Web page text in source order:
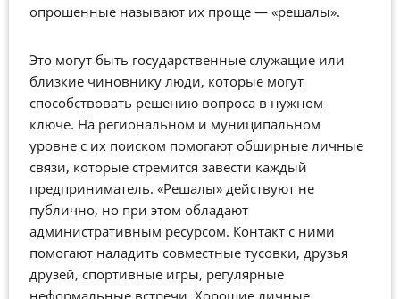
опрошенные называют их проще — «решалы».
Это могут быть государственные служащие или
близкие чиновнику люди, которые могут
способствовать решению вопроса в нужном
ключе. На региональном и муниципальном
уровне с их поиском помогают обширные личные
связи, которые стремится завести каждый
предприниматель. «Решалы» действуют не
публично, но при этом обладают
административным ресурсом. Контакт с ними
помогают наладить совместные тусовки, друзья
друзей, спортивные игры, регулярные
неформальные встречи. Хорошие личные